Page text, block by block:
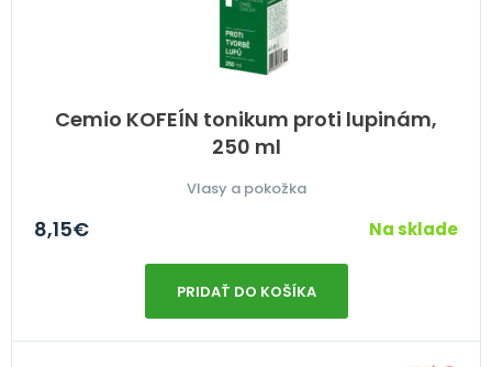
Cemio KOFEÍN tonikum proti lupinám,
250 ml
Vlasy a pokožka
8,15€ Na sklade
PRIDAŤ DO KOŠÍKA